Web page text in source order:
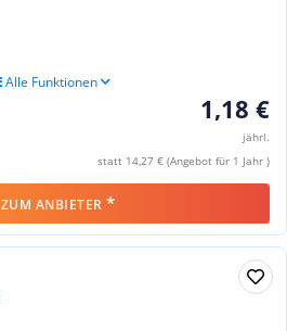
Alle Funktionen
1,18 €
jährl.
statt 14,27 € (Angebot für 1 Jahr )
ZUM ANBIETER *